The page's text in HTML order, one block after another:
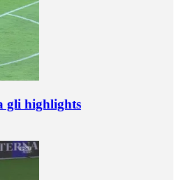
gli highlights